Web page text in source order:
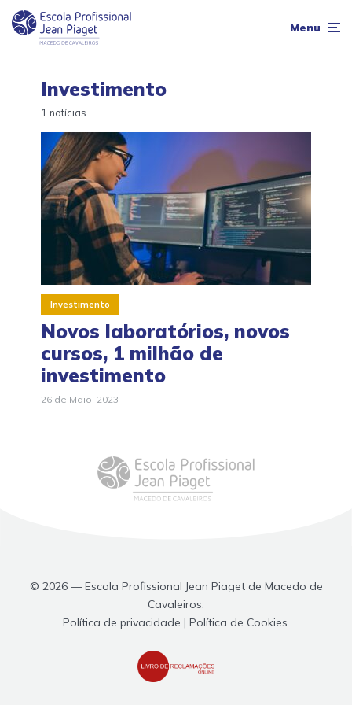
Menu
Investimento
1 notícias
Investimento
Novos laboratórios, novos
cursos, 1 milhão de
investimento
26 de Maio, 2023
© 2026 — Escola Profissional Jean Piaget de Macedo de
Cavaleiros.
Política de privacidade | Política de Cookies.